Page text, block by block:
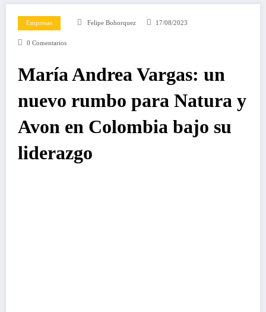
Empresas Felipe Bohorquez 17/08/2023
0 Comentarios
María Andrea Vargas: un
nuevo rumbo para Natura y
Avon en Colombia bajo su
liderazgo